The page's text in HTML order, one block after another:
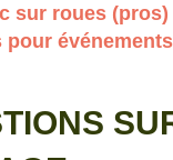
sur roues (pros)
pour événements